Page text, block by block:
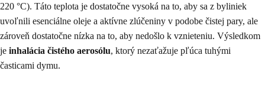
220 °C). Táto teplota je dostatočne vysoká na to, aby sa z byliniek
uvoľnili esenciálne oleje a aktívne zlúčeniny v podobe čistej pary, ale
zároveň dostatočne nízka na to, aby nedošlo k vznieteniu. Výsledkom
je inhalácia čistého aerosólu, ktorý nezaťažuje pľúca tuhými
časticami dymu.